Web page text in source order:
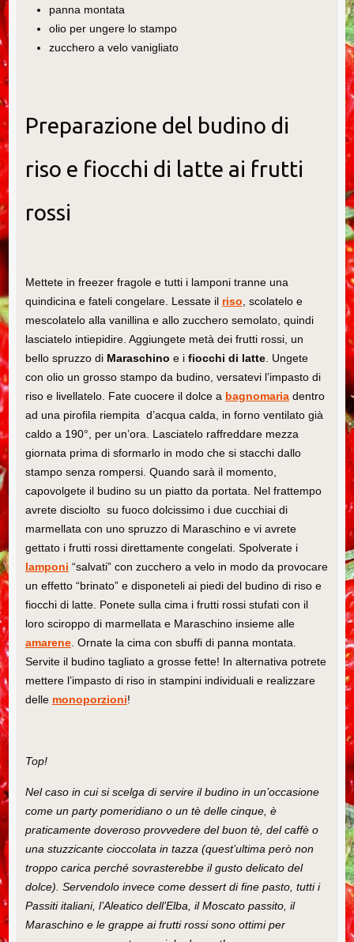
panna montata
olio per ungere lo stampo
zucchero a velo vanigliato
Preparazione del budino di
riso e fiocchi di latte ai frutti
rossi
Mettete in freezer fragole e tutti i lamponi tranne una
quindicina e fateli congelare. Lessate il riso, scolatelo e
mescolatelo alla vanillina e allo zucchero semolato, quindi
lasciatelo intiepidire. Aggiungete metà dei frutti rossi, un
bello spruzzo di Maraschino e i fiocchi di latte. Ungete
con olio un grosso stampo da budino, versatevi l’impasto di
riso e livellatelo. Fate cuocere il dolce a bagnomariadentro
ad una pirofila riempita d’acqua calda, in forno ventilato già
caldo a 190°, per un’ora. Lasciatelo raffreddare mezza
giornata prima di sformarlo in modo che si stacchi dallo
stampo senza rompersi. Quando sarà il momento,
capovolgete il budino su un piatto da portata. Nel frattempo
avrete disciolto su fuoco dolcissimo i due cucchiai di
marmellata con uno spruzzo di Maraschino e vi avrete
gettato i frutti rossi direttamente congelati. Spolverate i
lamponi “salvati” con zucchero a velo in modo da provocare
un effetto “brinato” e disponeteli ai piedi del budino di riso e
fiocchi di latte. Ponete sulla cima i frutti rossi stufati con il
loro sciroppo di marmellata e Maraschino insieme alle
amarene. Ornate la cima con sbuffi di panna montata.
Servite il budino tagliato a grosse fette! In alternativa potrete
mettere l’impasto di riso in stampini individuali e realizzare
delle monoporzioni!
Top!
Nel caso in cui si scelga di servire il budino in un’occasione
come un party pomeridiano o un tè delle cinque, è
praticamente doveroso provvedere del buon tè, del caffè o
una stuzzicante cioccolata in tazza (quest’ultima però non
troppo carica perché sovrasterebbe il gusto delicato del
dolce). Servendolo invece come dessert di fine pasto, tutti i
Passiti italiani, l’Aleatico dell’Elba, il Moscato passito, il
Maraschino e le grappe ai frutti rossi sono ottimi per